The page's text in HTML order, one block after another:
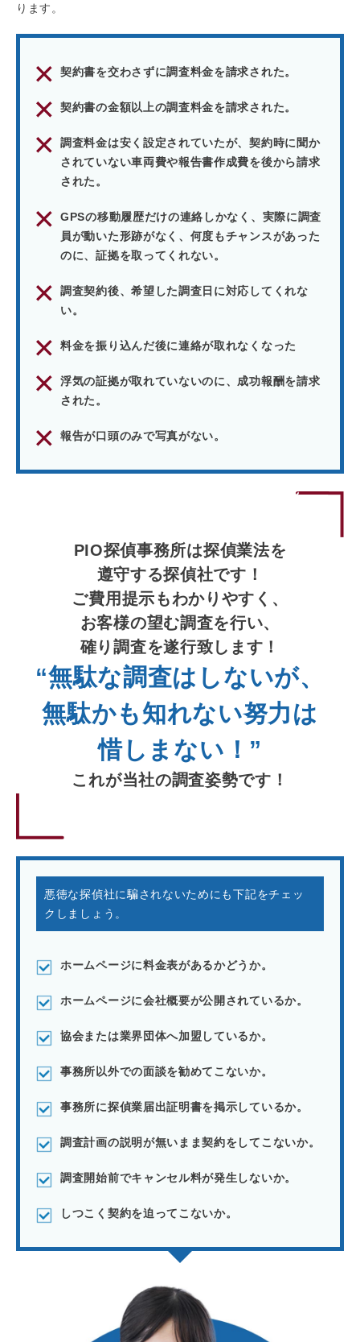
ります。
契約書を交わさずに調査料金を請求された。
契約書の金額以上の調査料金を請求された。
調査料金は安く設定されていたが、契約時に聞か
されていない車両費や報告書作成費を後から請求
された。
GPSの移動履歴だけの連絡しかなく、実際に調査
員が動いた形跡がなく、何度もチャンスがあった
のに、証拠を取ってくれない。
調査契約後、希望した調査日に対応してくれな
い。
料金を振り込んだ後に連絡が取れなくなった
浮気の証拠が取れていないのに、成功報酬を請求
された。
報告が口頭のみで写真がない。
PIO探偵事務所は探偵業法を
遵守する探偵社です！
ご費用提示もわかりやすく、
お客様の望む調査を行い、
確り調査を遂行致します！
“無駄な調査はしないが、
無駄かも知れない努力は
惜しまない！”
これが当社の調査姿勢です！
悪徳な探偵社に騙されないためにも下記をチェッ
クしましょう。
ホームページに料金表があるかどうか。
ホームページに会社概要が公開されているか。
協会または業界団体へ加盟しているか。
事務所以外での面談を勧めてこないか。
事務所に探偵業届出証明書を掲示しているか。
調査計画の説明が無いまま契約をしてこないか。
調査開始前でキャンセル料が発生しないか。
しつこく契約を迫ってこないか。